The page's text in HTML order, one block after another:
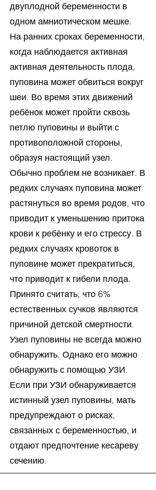
двуплодной беременности в
одном амниотическом мешке.
На ранних сроках беременности,
когда наблюдается активная
активная деятельность плода,
пуповина может обвиться вокруг
шеи. Во время этих движений
ребёнок может пройти сквозь
петлю пуповины и выйти с
противоположной стороны,
образуя настоящий узел.
Обычно проблем не возникает. В
редких случаях пуповина может
растянуться во время родов, что
приводит к уменьшению притока
крови к ребёнку и его стрессу. В
редких случаях кровоток в
пуповине может прекратиться,
что приводит к гибели плода.
Принято считать, что 6%
естественных сучков являются
причиной детской смертности.
Узел пуповины не всегда можно
обнаружить. Однако его можно
обнаружить с помощью УЗИ.
Если при УЗИ обнаруживается
истинный узел пуповины, мать
предупреждают о рисках,
связанных с беременностью, и
отдают предпочтение кесареву
сечению.